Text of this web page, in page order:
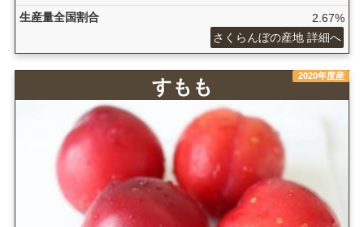
生産量全国割合
2.67%
さくらんぼの産地 詳細へ
2020年度産
すもも